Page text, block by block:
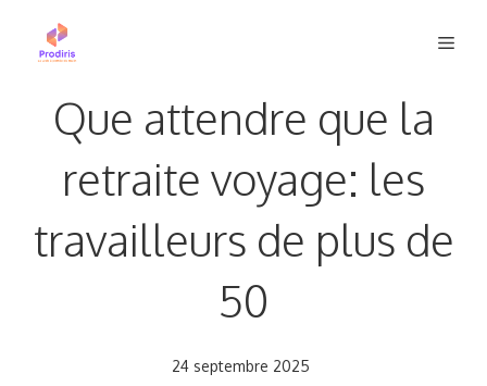
Que attendre que la
retraite voyage: les
travailleurs de plus de
50
24 septembre 2025